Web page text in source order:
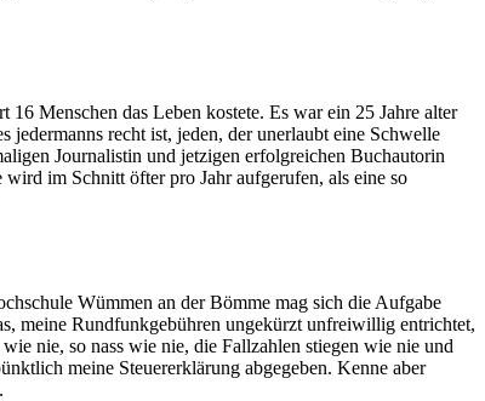
Menschen das Leben kostete. Es war ein 25 Jahre alter
recht ist, jeden, der unerlaubt eine Schwelle
Journalistin und jetzigen erfolgreichen Buchautorin
im Schnitt öfter pro Jahr aufgerufen, als eine so
Wümmen an der Bömme mag sich die Aufgabe
meine Rundfunkgebühren ungekürzt unfreiwillig entrichtet,
nie, so nass wie nie, die Fallzahlen stiegen wie nie und
meine Steuererklärung abgegeben. Kenne aber